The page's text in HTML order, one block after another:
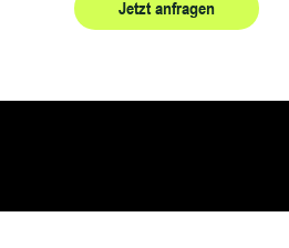
Jetzt anfragen